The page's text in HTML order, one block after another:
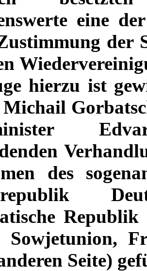
eine
der
hierzu ist
des
Sowjetunion,
Seite)